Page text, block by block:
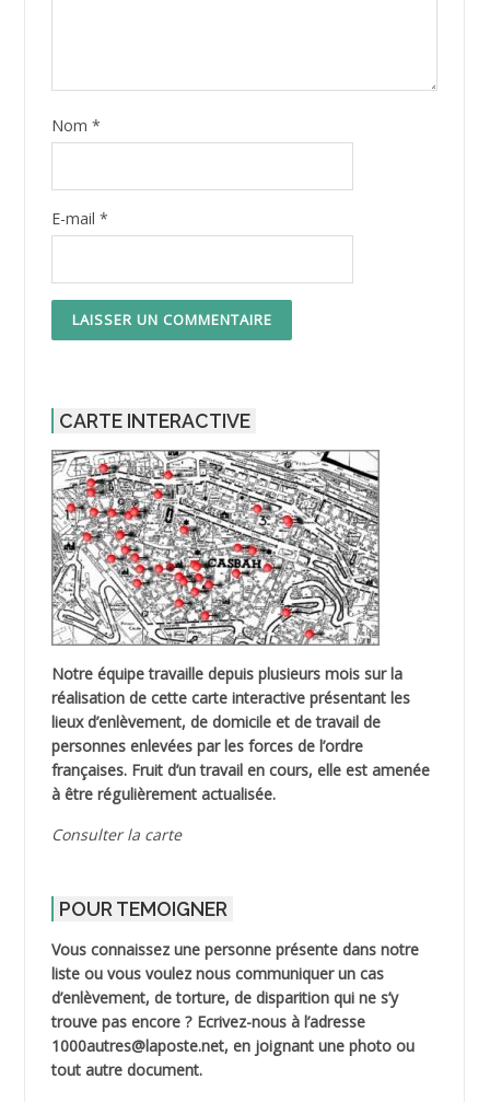
Nom *
E-mail *
CARTE INTERACTIVE
Notre équipe travaille depuis plusieurs mois sur la
réalisation de cette carte interactive présentant les
lieux d’enlèvement, de domicile et de travail de
personnes enlevées par les forces de l’ordre
françaises. Fruit d’un travail en cours, elle est amenée
à être régulièrement actualisée.
Consulter la carte
POUR TEMOIGNER
Vous connaissez une personne présente dans notre
liste ou vous voulez nous communiquer un cas
d’enlèvement, de torture, de disparition qui ne s’y
trouve pas encore ? Ecrivez-nous à l’adresse
1000autres@laposte.net, en joignant une photo ou
tout autre document.